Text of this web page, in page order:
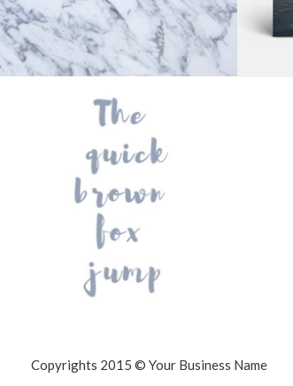
TRIPS IN EUROPE
Logo Design
Copyrights 2015 © Your Business Name